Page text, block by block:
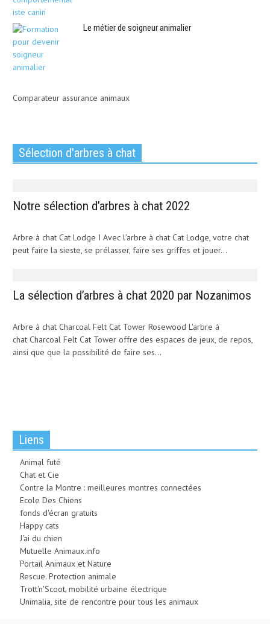
Le métier de soigneur animalier
Comparateur assurance animaux
Sélection d'arbres à chat
Notre sélection d’arbres à chat 2022
Arbre à chat Cat Lodge I Avec l’arbre à chat Cat Lodge, votre chat
peut faire la sieste, se prélasser, faire ses griffes et jouer...
La sélection d’arbres à chat 2020 par Nozanimos
Arbre à chat Charcoal Felt Cat Tower Rosewood L'arbre à
chat Charcoal Felt Cat Tower offre des espaces de jeux, de repos,
ainsi que que la possibilité de faire ses...
Liens
Animal futé
Chat et Cie
Contre la Montre : meilleures montres connectées
Ecole Des Chiens
fonds d'écran gratuits
Happy cats
J'ai du chien
Mutuelle Animaux.info
Portail Animaux et Nature
Rescue. Protection animale
Trott'n'Scoot, mobilité urbaine électrique
Unimalia, site de rencontre pour tous les animaux